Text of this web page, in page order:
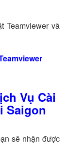
Teamviewer và
Vụ Cài
Saigon
sẽ nhận được